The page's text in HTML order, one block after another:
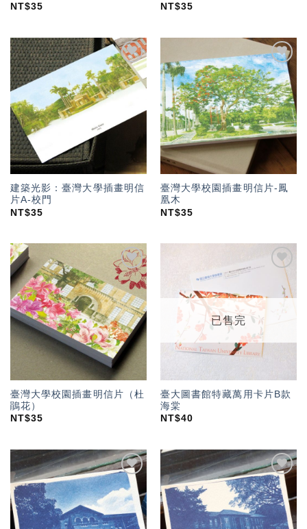
NT$35
NT$35
加入
「願
望輕
建築光影：臺灣大學插畫明信
片A-校門
NT$35
加入
「願
望輕
單」
臺灣大學校園插畫明信片-鳳
凰木
NT$35
加入
「願
望輕
單」
臺灣大學校園插畫明信片（杜
鵑花）
NT$35
加入
「願
望輕
已售完
臺大圖書館特藏萬用卡片B款
海棠
NT$40
加入
「願
望輕
單」
加入
「願
望輕
單」